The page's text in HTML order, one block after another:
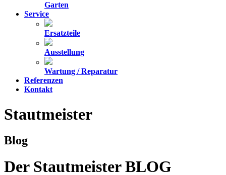
Garten
Service
Ersatzteile
Ausstellung
Wartung / Reparatur
Referenzen
Kontakt
Stautmeister
Blog
Der Stautmeister BLOG